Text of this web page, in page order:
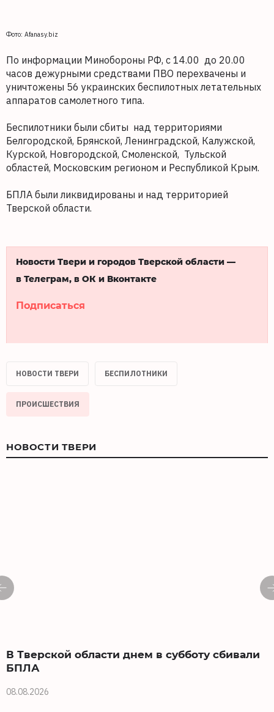
Фото: Afanasy.biz
По информации Минобороны РФ, с 14.00 до 20.00
часов дежурными средствами ПВО перехвачены и
уничтожены 56 украинских беспилотных летательных
аппаратов самолетного типа.
Беспилотники были сбиты над территориями
Белгородской, Брянской, Ленинградской, Калужской,
Курской, Новгородской, Смоленской, Тульской
областей, Московским регионом и Республикой Крым.
БПЛА были ликвидированы и над территорией
Тверской области.
Новости Твери и городов Тверской области —
в Телеграм, в ОК и Вконтакте
Подписаться
НОВОСТИ ТВЕРИ БЕСПИЛОТНИКИ
ПРОИСШЕСТВИЯ
НОВОСТИ ТВЕРИ
В Тверской области днем в субботу сбивали
БПЛА
08.08.2026